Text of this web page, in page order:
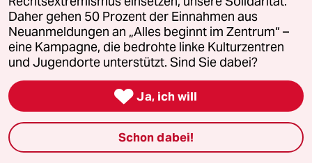
taz Blogs
taz FUTURZWEI
Le Monde diplomatique
taz Archiv
Daher gehen 50 Prozent der Einnahmen aus
Neuanmeldungen an „Alles beginnt im Zentrum“ –
eine Kampagne, die bedrohte linke Kulturzentren
und Jugendorte unterstützt. Sind Sie dabei?
 Ja, ich will
Schon dabei!